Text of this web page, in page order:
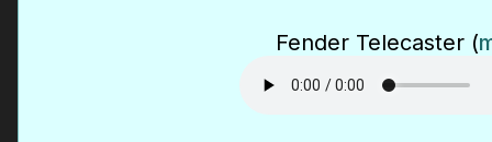
Fender Telecaster (